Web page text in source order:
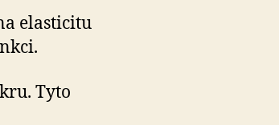
elasticitu
Tyto